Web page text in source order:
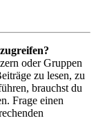
oder Gruppen
zu lesen, zu
brauchst du
Frage einen